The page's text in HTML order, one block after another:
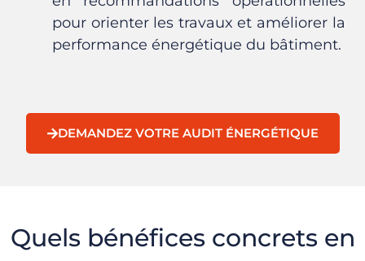
pour orienter les travaux et améliorer la
performance énergétique du bâtiment.
DEMANDEZ VOTRE AUDIT ÉNERGÉTIQUE
Quels bénéfices concrets en